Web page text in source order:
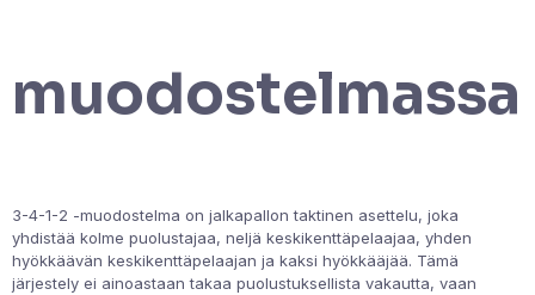
muodostelmassa
3-4-1-2 -muodostelma on jalkapallon taktinen asettelu, joka
yhdistää kolme puolustajaa, neljä keskikenttäpelaajaa, yhden
hyökkäävän keskikenttäpelaajan ja kaksi hyökkääjää. Tämä
järjestely ei ainoastaan takaa puolustuksellista vakautta, vaan